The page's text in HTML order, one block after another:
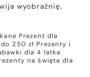
wyobraźnię,
Prezent dla
250 zł Prezenty i
dla 4 latka
na święta dla